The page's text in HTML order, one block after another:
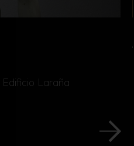
Laraña